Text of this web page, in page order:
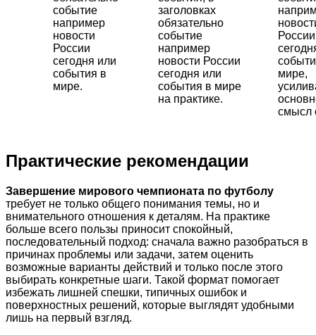
событие
например
новости
России
сегодня или
события в
мире.
заголовках
обязательно
событие
например
новости России
сегодня или
события в мире
на практике.
России
мире,
смысл
Практические рекомендации
Завершение мирового чемпионата по футболу
требует не только общего понимания темы, но и
внимательного отношения к деталям. На практике
больше всего пользы приносит спокойный,
последовательный подход: сначала важно разобраться в
причинах проблемы или задачи, затем оценить
возможные варианты действий и только после этого
выбирать конкретные шаги. Такой формат помогает
избежать лишней спешки, типичных ошибок и
поверхностных решений, которые выглядят удобными
лишь на первый взгляд.